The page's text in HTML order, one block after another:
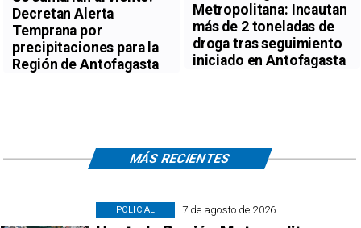
Decretan Alerta
Temprana por
precipitaciones para la
Región de Antofagasta
Metropolitana: Incautan
más de 2 toneladas de
droga tras seguimiento
iniciado en Antofagasta
7 de agosto de 2026
POLICIAL
MÁS RECIENTES